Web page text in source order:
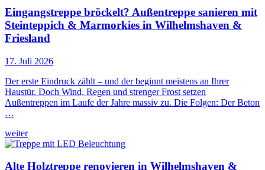
Eingangstreppe bröckelt? Außentreppe sanieren mit
Steinteppich & Marmorkies in Wilhelmshaven &
Friesland
17. Juli 2026
Der erste Eindruck zählt – und der beginnt meistens an Ihrer
Haustür. Doch Wind, Regen und strenger Frost setzen
Außentreppen im Laufe der Jahre massiv zu. Die Folgen: Der Beton
…
weiter
Alte Holztreppe renovieren in Wilhelmshaven &